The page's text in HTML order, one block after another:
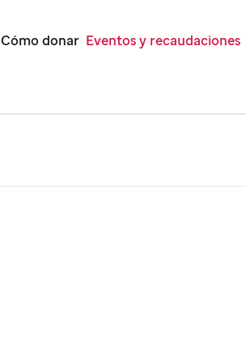
Cómo donar Eventos y recaudaciones